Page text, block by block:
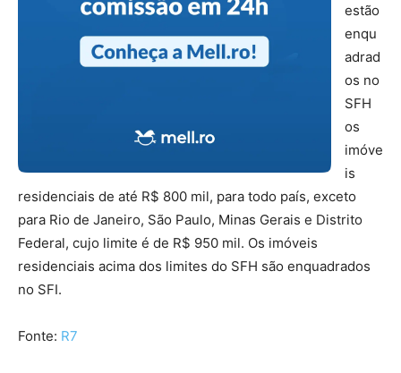
estão
enqu
adrad
os no
SFH
os
imóve
is
residenciais de até R$ 800 mil, para todo país, exceto
para Rio de Janeiro, São Paulo, Minas Gerais e Distrito
Federal, cujo limite é de R$ 950 mil. Os imóveis
residenciais acima dos limites do SFH são enquadrados
no SFI.
Fonte: R7